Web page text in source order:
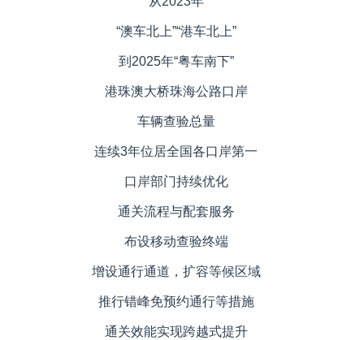
“澳车北上”“港车北上”
到2025年“粤车南下”
港珠澳大桥珠海公路口岸
车辆查验总量
连续3年位居全国各口岸第一
口岸部门持续优化
通关流程与配套服务
布设移动查验终端
增设通行通道，扩容等候区域
推行错峰免预约通行等措施
通关效能实现跨越式提升